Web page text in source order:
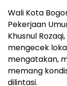
Wali Kota
Pekerjaan
Khusnul
mengecek
mengatakan,
memang
dilintasi.